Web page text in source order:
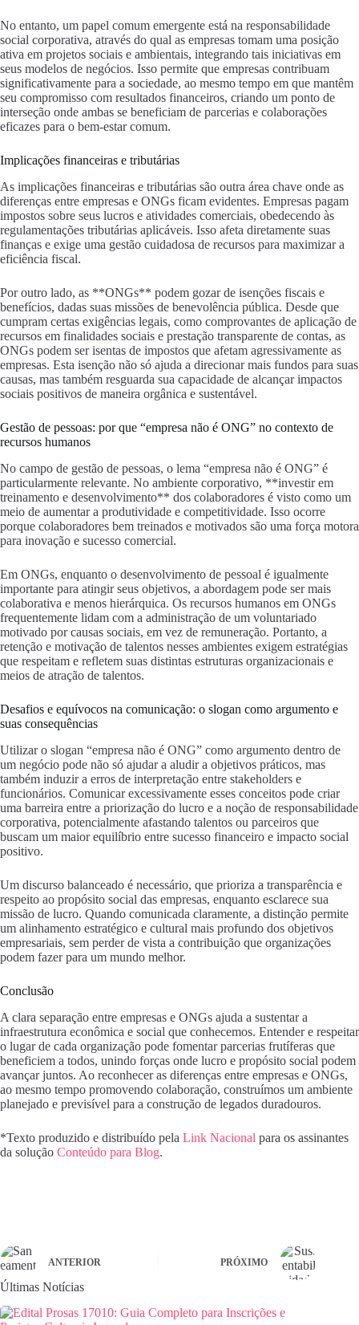
No entanto, um papel comum emergente está na responsabilidade
social corporativa, através do qual as empresas tomam uma posição
ativa em projetos sociais e ambientais, integrando tais iniciativas em
seus modelos de negócios. Isso permite que empresas contribuam
significativamente para a sociedade, ao mesmo tempo em que mantêm
seu compromisso com resultados financeiros, criando um ponto de
interseção onde ambas se beneficiam de parcerias e colaborações
eficazes para o bem-estar comum.
Implicações financeiras e tributárias
As implicações financeiras e tributárias são outra área chave onde as
diferenças entre empresas e ONGs ficam evidentes. Empresas pagam
impostos sobre seus lucros e atividades comerciais, obedecendo às
regulamentações tributárias aplicáveis. Isso afeta diretamente suas
finanças e exige uma gestão cuidadosa de recursos para maximizar a
eficiência fiscal.
Por outro lado, as **ONGs** podem gozar de isenções fiscais e
benefícios, dadas suas missões de benevolência pública. Desde que
cumpram certas exigências legais, como comprovantes de aplicação de
recursos em finalidades sociais e prestação transparente de contas, as
ONGs podem ser isentas de impostos que afetam agressivamente as
empresas. Esta isenção não só ajuda a direcionar mais fundos para suas
causas, mas também resguarda sua capacidade de alcançar impactos
sociais positivos de maneira orgânica e sustentável.
Gestão de pessoas: por que “empresa não é ONG” no contexto de
recursos humanos
No campo de gestão de pessoas, o lema “empresa não é ONG” é
particularmente relevante. No ambiente corporativo, **investir em
treinamento e desenvolvimento** dos colaboradores é visto como um
meio de aumentar a produtividade e competitividade. Isso ocorre
porque colaboradores bem treinados e motivados são uma força motora
para inovação e sucesso comercial.
Em ONGs, enquanto o desenvolvimento de pessoal é igualmente
importante para atingir seus objetivos, a abordagem pode ser mais
colaborativa e menos hierárquica. Os recursos humanos em ONGs
frequentemente lidam com a administração de um voluntariado
motivado por causas sociais, em vez de remuneração. Portanto, a
retenção e motivação de talentos nesses ambientes exigem estratégias
que respeitam e refletem suas distintas estruturas organizacionais e
meios de atração de talentos.
Desafios e equívocos na comunicação: o slogan como argumento e
suas consequências
Utilizar o slogan “empresa não é ONG” como argumento dentro de
um negócio pode não só ajudar a aludir a objetivos práticos, mas
também induzir a erros de interpretação entre stakeholders e
funcionários. Comunicar excessivamente esses conceitos pode criar
uma barreira entre a priorização do lucro e a noção de responsabilidade
corporativa, potencialmente afastando talentos ou parceiros que
buscam um maior equilíbrio entre sucesso financeiro e impacto social
positivo.
Um discurso balanceado é necessário, que prioriza a transparência e
respeito ao propósito social das empresas, enquanto esclarece sua
missão de lucro. Quando comunicada claramente, a distinção permite
um alinhamento estratégico e cultural mais profundo dos objetivos
empresariais, sem perder de vista a contribuição que organizações
podem fazer para um mundo melhor.
Conclusão
A clara separação entre empresas e ONGs ajuda a sustentar a
infraestrutura econômica e social que conhecemos. Entender e respeitar
o lugar de cada organização pode fomentar parcerias frutíferas que
beneficiem a todos, unindo forças onde lucro e propósito social podem
avançar juntos. Ao reconhecer as diferenças entre empresas e ONGs,
ao mesmo tempo promovendo colaboração, construímos um ambiente
planejado e previsível para a construção de legados duradouros.
*Texto produzido e distribuído pela Link Nacional para os assinantes
da solução Conteúdo para Blog.
ANTERIOR PRÓXIMO
Últimas Notícias